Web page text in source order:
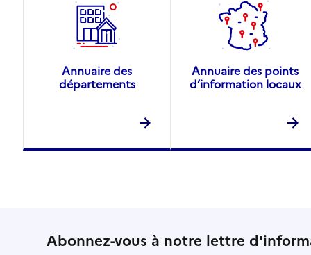
Annuaire des
départements
Annuaire des points
d’information locaux
Abonnez-vous à notre lettre